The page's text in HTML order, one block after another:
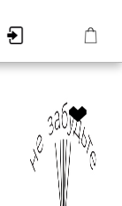
Корзина